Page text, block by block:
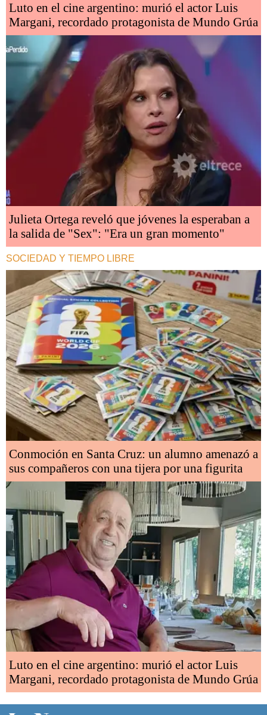
Luto en el cine argentino: murió el actor Luis
Margani, recordado protagonista de Mundo Grúa
Julieta Ortega reveló que jóvenes la esperaban a
la salida de "Sex": "Era un gran momento"
SOCIEDAD Y TIEMPO LIBRE
Conmoción en Santa Cruz: un alumno amenazó a
sus compañeros con una tijera por una figurita
Luto en el cine argentino: murió el actor Luis
Margani, recordado protagonista de Mundo Grúa